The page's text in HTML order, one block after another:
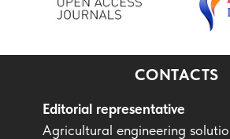
Editorial representative
Agricultural engineering
CONTACTS